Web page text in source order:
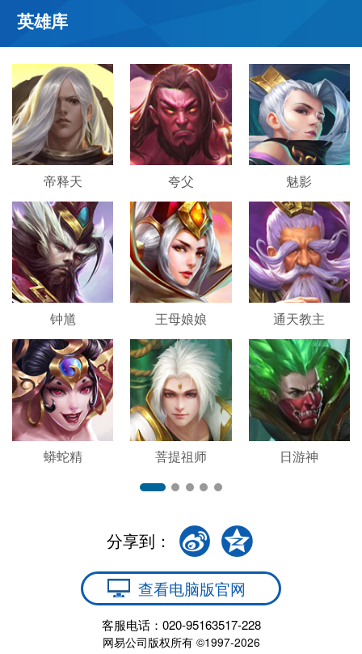
英雄库
帝释天 夸父 魅影
钟馗 王母娘娘 通天教主
蟒蛇精 菩提祖师 日游神
分享到：
查看电脑版官网
客服电话：020-95163517-228
网易公司版权所有 ©1997-2026